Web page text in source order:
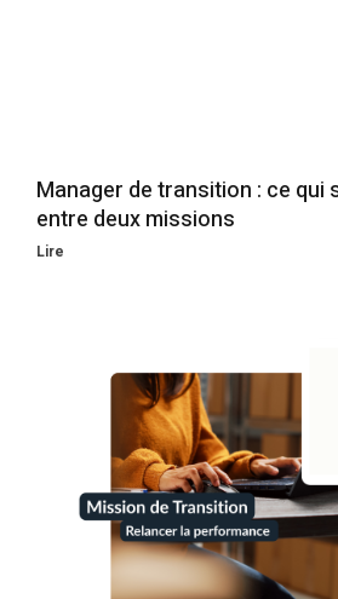
Manager de transition : ce qui
entre deux missions
Lire